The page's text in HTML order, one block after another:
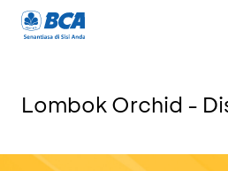
Lombok Orchid -